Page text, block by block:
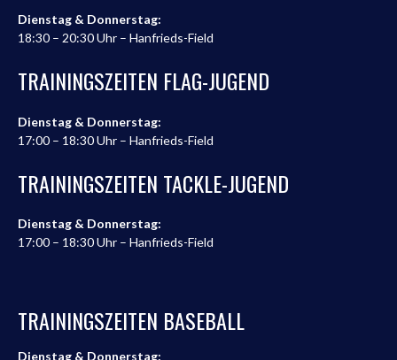
Dienstag & Donnerstag:
18:30 – 20:30 Uhr – Hanfrieds-Field
TRAININGSZEITEN FLAG-JUGEND
Dienstag & Donnerstag:
17:00 – 18:30 Uhr – Hanfrieds-Field
TRAININGSZEITEN TACKLE-JUGEND
Dienstag & Donnerstag:
17:00 – 18:30 Uhr – Hanfrieds-Field
TRAININGSZEITEN BASEBALL
Dienstag & Donnerstag: